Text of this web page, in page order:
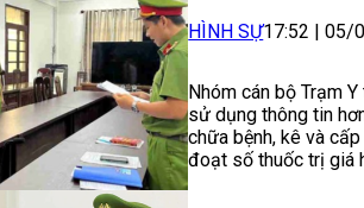
HÌNH SỰ17:52 05/
Nhóm cán bộ Trạm
sử dụng thông tin
chữa bệnh, kê và
đoạt số thuốc trị giá